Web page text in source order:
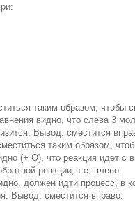
таким образом, чтобы
видно, что слева 3
Вывод: сместится
таким образом,
(+ Q), что реакция идет
реакции, т.е. влево.
должен идти процесс, в
Вывод: сместится вправо.